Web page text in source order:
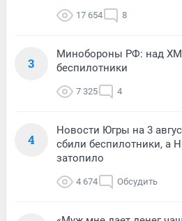
17 654 8
3
Минобороны РФ: над
беспилотники
7 325 4
4
Новости Югры на 3
сбили беспилотники, а
затопило
4 674 Обсудить